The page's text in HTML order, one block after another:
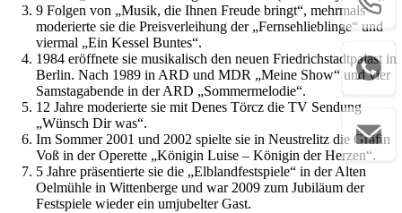
9 Folgen von „Musik, die Ihnen Freude bringt“, mehrmals
moderierte sie die Preisverleihung der „Fernsehlieblinge“ und
viermal „Ein Kessel Buntes“.
1984 eröffnete sie musikalisch den neuen Friedrichstadtpalast in
Berlin. Nach 1989 in ARD und MDR „Meine Show“ und vier
Samstagabende in der ARD „Sommermelodie“.
12 Jahre moderierte sie mit Denes Törcz die TV Sendung
„Wünsch Dir was“.
Im Sommer 2001 und 2002 spielte sie in Neustrelitz die Gräfin
Voß in der Operette „Königin Luise – Königin der Herzen“.
5 Jahre präsentierte sie die „Elblandfestspiele“ in der Alten
Oelmühle in Wittenberge und war 2009 zum Jubiläum der
Festspiele wieder ein umjubelter Gast.